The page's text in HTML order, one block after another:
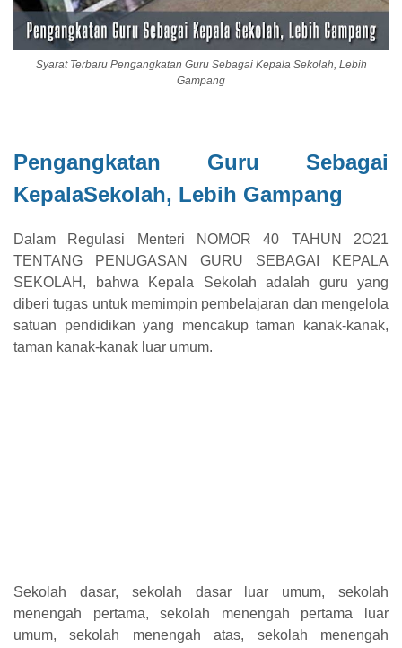
Syarat Terbaru Pengangkatan Guru Sebagai Kepala Sekolah, Lebih
Gampang
Pengangkatan Guru Sebagai
KepalaSekolah, Lebih Gampang
Dalam Regulasi Menteri NOMOR 40 TAHUN 2O21
TENTANG PENUGASAN GURU SEBAGAI KEPALA
SEKOLAH, bahwa Kepala Sekolah adalah guru yang
diberi tugas untuk memimpin pembelajaran dan mengelola
satuan pendidikan yang mencakup taman kanak-kanak,
taman kanak-kanak luar umum.
Sekolah dasar, sekolah dasar luar umum, sekolah
menengah pertama, sekolah menengah pertama luar
umum, sekolah menengah atas, sekolah menengah